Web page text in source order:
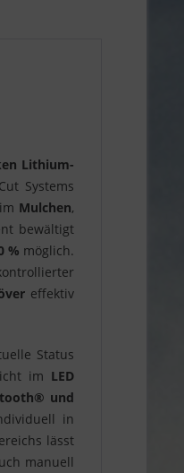
Lithium-
Systems
Mulchen,
bewältigt
% möglich.
effektiv
Status
im LED
und
in
lässt
manuell